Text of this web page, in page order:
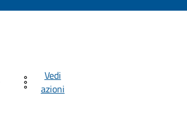
Vedi
azioni